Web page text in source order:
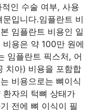
인 수술 여부, 사용
입니다.임플란트 비
임플란트 비용인 일
용은 약 100만 원에
임플란트 픽스처, 어
치아) 비용을 포함합
비용으로는 뼈이식
자의 턱뼈 상태가
전에 뼈 이식이 필